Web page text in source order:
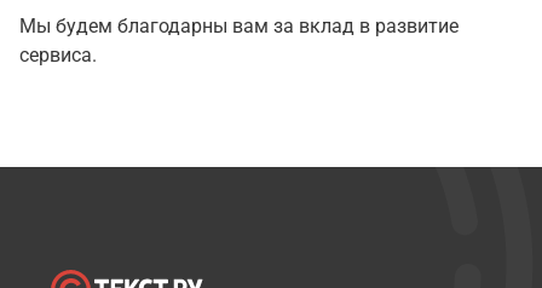
Мы будем благодарны вам за вклад в развитие
сервиса.